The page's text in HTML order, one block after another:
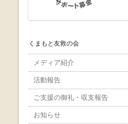
くまもと友救の会
メディア紹介
活動報告
ご支援の御礼・収支報告
お知らせ